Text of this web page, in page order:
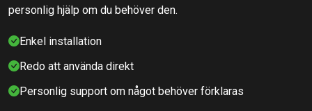
personlig hjälp om du behöver den.
Enkel installation
Redo att använda direkt
Personlig support om något behöver förklaras